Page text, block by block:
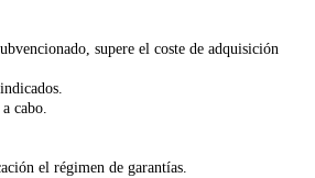
supere el coste de adquisición
cabo.
el régimen de garantías.